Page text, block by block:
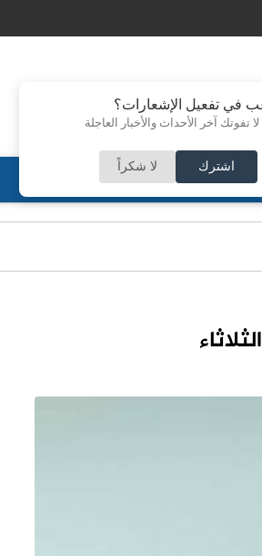
في تفعيل الإشعارات؟
تفوتك آخر الأحداث والأخبار العاجلة
اشترك لا شكراً
في الضفة الغربية عبر حل وسط
منوعات ثقافة مجلس الأمة